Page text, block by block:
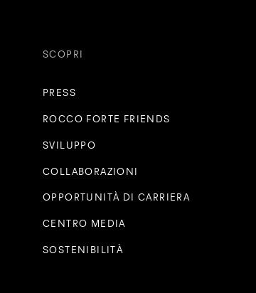
SCOPRI
PRESS
ROCCO FORTE FRIENDS
SVILUPPO
COLLABORAZIONI
OPPORTUNITÀ DI CARRIERA
CENTRO MEDIA
SOSTENIBILITÀ